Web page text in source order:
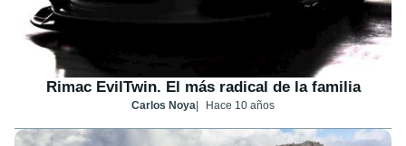
Rimac EvilTwin. El más radical de la familia
Carlos Noya Hace 10 años